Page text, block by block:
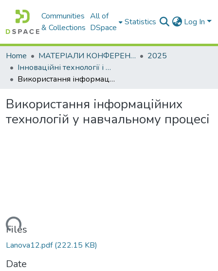
Communities
& Collections
All of
DSpace
Statistics Log In
Home МАТЕРІАЛИ КОНФЕРЕНЦІЙ
2025
Інноваційні технології і методика викладання гуманітарних дисциплін: теорія і практика технічних закладів вищої освіти
Використання інформаційних технологій у навчальному процесі
Використання інформаційних
технологій у навчальному процесі
Files
Lanova12.pdf(222.15 KB)
Date